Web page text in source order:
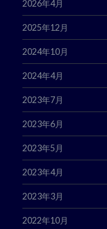
2026年4月
2025年12月
2024年10月
2024年4月
2023年7月
2023年6月
2023年5月
2023年4月
2023年3月
2022年10月